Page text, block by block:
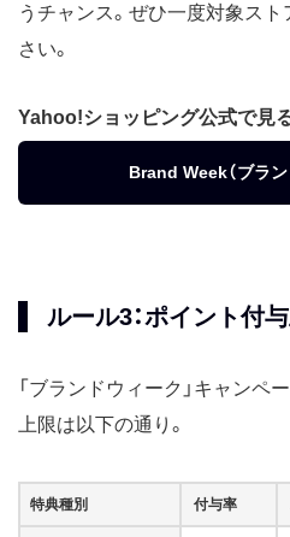
うチャンス。ぜひ一度対象ス
さい。
Yahoo!ショッピング公式で見
Brand Week（ブラン
ルール3：ポイント付
「ブランドウィーク」キャンペ
上限は以下の通り。
特典種別 付与率